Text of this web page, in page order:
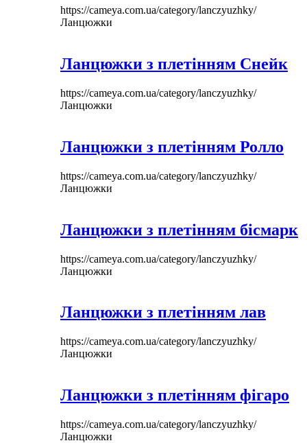
https://cameya.com.ua/category/lanczyuzhky/
Ланцюжки
Ланцюжки з плетінням Снейк
https://cameya.com.ua/category/lanczyuzhky/
Ланцюжки
Ланцюжки з плетінням Ролло
https://cameya.com.ua/category/lanczyuzhky/
Ланцюжки
Ланцюжки з плетінням бісмарк
https://cameya.com.ua/category/lanczyuzhky/
Ланцюжки
Ланцюжки з плетінням лав
https://cameya.com.ua/category/lanczyuzhky/
Ланцюжки
Ланцюжки з плетінням фігаро
https://cameya.com.ua/category/lanczyuzhky/
Ланцюжки